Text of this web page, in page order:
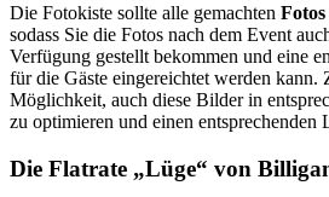
Die Fotokiste sollte alle gemachten
sodass Sie die Fotos nach dem Event
Verfügung gestellt bekommen und eine
für die Gäste eingereichtet werden kann.
Möglichkeit, auch diese Bilder in
zu optimieren und einen entsprechenden
Die Flatrate „Lüge“ von